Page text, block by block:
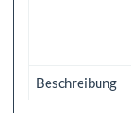
Beschreibung